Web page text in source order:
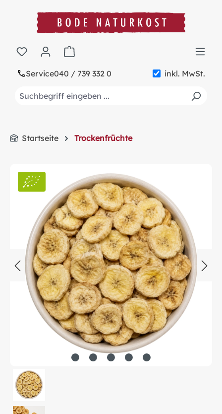
springen
Service040 / 739 332 0 inkl. MwSt.
Warenkorb enthält 0 Positionen. Der
Startseite Trockenfrüchte
Bildergalerie überspringen